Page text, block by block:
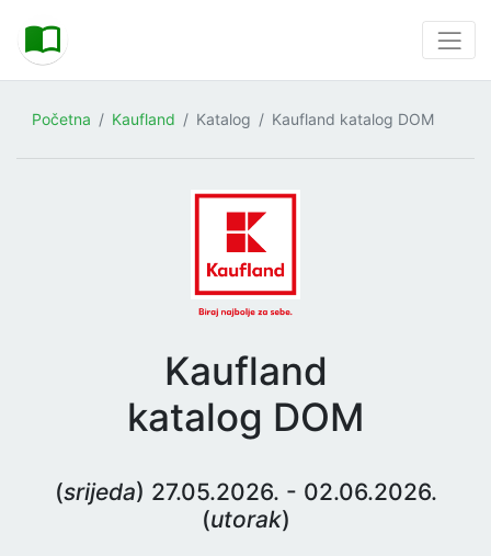
Početna Kaufland Katalog Kaufland katalog DOM
Kaufland
katalog DOM
(srijeda) 27.05.2026. - 02.06.2026.
(utorak)